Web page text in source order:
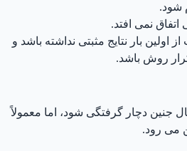
شود.
اتفاق نمی افتد.
بار نتایج مثبتی نداشته باشد و
روش باشد.
جنین دچار گرفتگی شود، اما معمولاً
می رود.